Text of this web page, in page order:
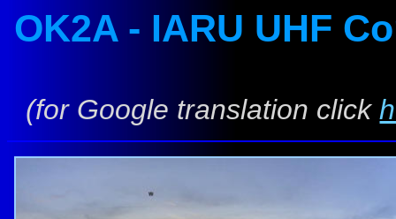
OK2A - IARU UHF
(for Google translation click